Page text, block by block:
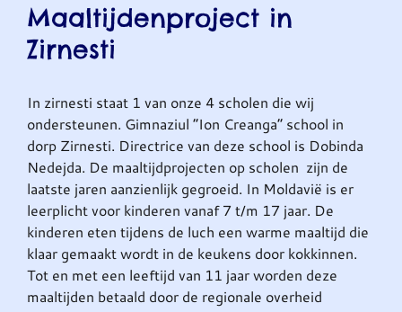
Maaltijdenproject in
Zirnesti
In zirnesti staat 1 van onze 4 scholen die wij
ondersteunen. Gimnaziul “Ion Creanga” school in
dorp Zirnesti. Directrice van deze school is Dobinda
Nedejda. De maaltijdprojecten op scholen zijn de
laatste jaren aanzienlijk gegroeid. In Moldavië is er
leerplicht voor kinderen vanaf 7 t/m 17 jaar. De
kinderen eten tijdens de luch een warme maaltijd die
klaar gemaakt wordt in de keukens door kokkinnen.
Tot en met een leeftijd van 11 jaar worden deze
maaltijden betaald door de regionale overheid